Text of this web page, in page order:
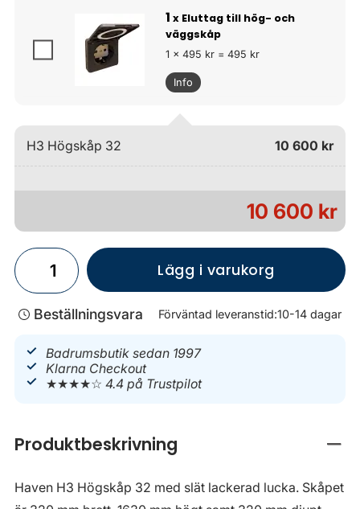
1 x Eluttag till hög- och
väggskåp
1 x 495 kr = 495 kr
Info
H3 Högskåp 32 10 600 kr
10 600 kr
Lägg i varukorg
Beställningsvara Förväntad leveranstid:10-14 dagar
Badrumsbutik sedan 1997
Klarna Checkout
★★★★☆4.4 på Trustpilot
Produktbeskrivning
Haven H3 Högskåp 32 med slät lackerad lucka. Skåpet